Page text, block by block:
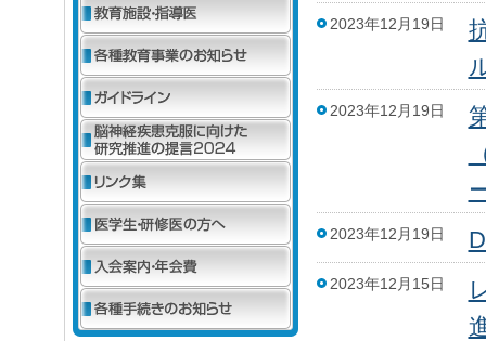
2023年12月19日
2023年12月19日
2023年12月19日
2023年12月15日